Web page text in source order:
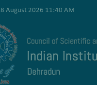
8 August 2026 11:40 AM